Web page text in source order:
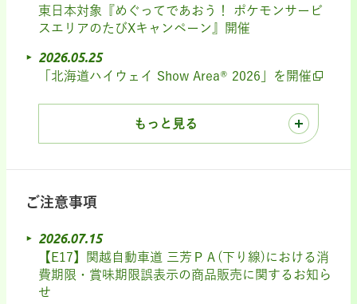
東日本対象『めぐってであおう！ ポケモンサービ
スエリアのたびXキャンペーン』開催
2026.05.25
「北海道ハイウェイ Show Area® 2026」を開催
もっと見る
ご注意事項
2026.07.15
【E17】関越自動車道 三芳ＰＡ(下り線)における消
費期限・賞味期限誤表示の商品販売に関するお知ら
せ